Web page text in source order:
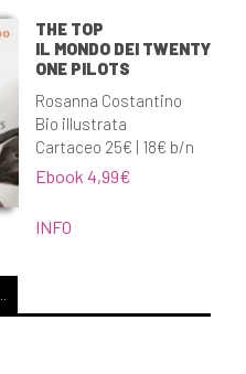
THE TOP
IL MONDO DEI TWENTY
ONE PILOTS
Rosanna Costantino
Bio illustrata
Cartaceo 25€ | 18€ b/n
Ebook 4,99€
INFO